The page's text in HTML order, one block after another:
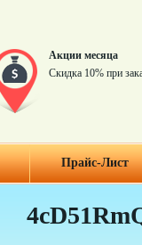
Акции месяца
Скидка 10% при
Прайс-Лист